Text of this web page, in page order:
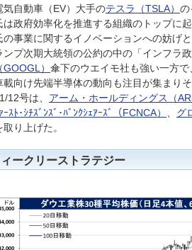
気自動車（EV）大手のテスラ（TSLA） の
は政府効率化を推進する組織のトップに
の事業に関するイノベーションへの妨げ
ンプ次期大統領の公約の中の「インフラ
（GOOGL） 傘下のウエイモ社も強い一方で
載向け先端半導体の動向も注目が集まりそ
12号は、 アーム・ホールディングス（
ｰｽﾄ･ｼﾁｽﾞﾝｽﾞ･ﾊﾞﾝｸｼｪｱｰｽﾞ（FCNCA）
グ
取り上げた。
ィークリーストラテジー